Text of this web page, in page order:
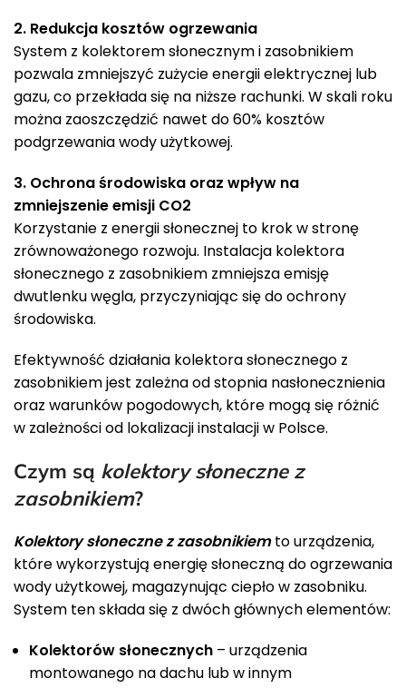
2. Redukcja kosztów ogrzewania
System z kolektorem słonecznym i zasobnikiem
pozwala zmniejszyć zużycie energii elektrycznej lub
gazu, co przekłada się na niższe rachunki. W skali roku
można zaoszczędzić nawet do 60% kosztów
podgrzewania wody użytkowej.
3. Ochrona środowiska oraz wpływ na
zmniejszenie emisji CO2
Korzystanie z energii słonecznej to krok w stronę
zrównoważonego rozwoju. Instalacja kolektora
słonecznego z zasobnikiem zmniejsza emisję
dwutlenku węgla, przyczyniając się do ochrony
środowiska.
Efektywność działania kolektora słonecznego z
zasobnikiem jest zależna od stopnia nasłonecznienia
oraz warunków pogodowych, które mogą się różnić
w zależności od lokalizacji instalacji w Polsce.
Czym są kolektory słoneczne z
zasobnikiem?
Kolektory słoneczne z zasobnikiemto urządzenia,
które wykorzystują energię słoneczną do ogrzewania
wody użytkowej, magazynując ciepło w zasobniku.
System ten składa się z dwóch głównych elementów:
Kolektorów słonecznych – urządzenia
montowanego na dachu lub w innym